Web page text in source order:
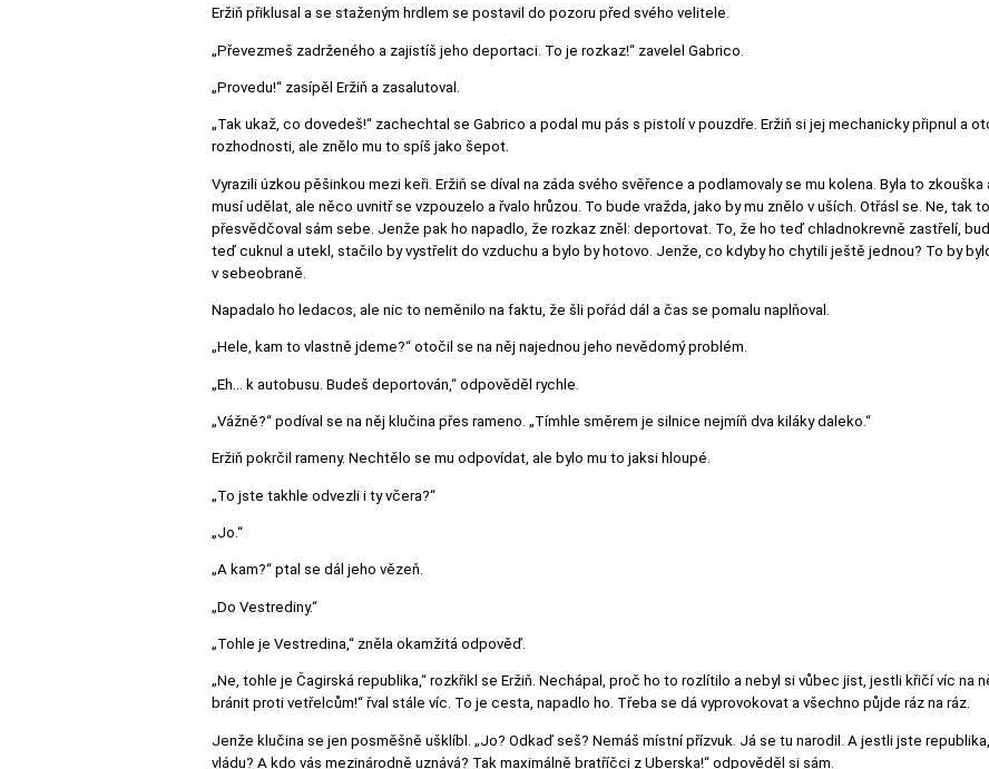
Eržiň přiklusal a se staženým hrdlem se postavil do pozoru před svého velitele.
„Převezmeš zadrženého a zajistíš jeho deportaci. To je rozkaz!“ zavelel Gabrico.
„Provedu!“ zasípěl Eržiň a zasalutoval.
„Tak ukaž, co dovedeš!“ zachechtal se Gabrico a podal mu pás s pistolí v pouzdře. Eržiň si jej mechanicky připnul a
rozhodnosti, ale znělo mu to spíš jako šepot.
Vyrazili úzkou pěšinkou mezi keři. Eržiň se díval na záda svého svěřence a podlamovaly se mu kolena. Byla to
musí udělat, ale něco uvnitř se vzpouzelo a řvalo hrůzou. To bude vražda, jako by mu znělo v uších. Otřásl se. Ne,
přesvědčoval sám sebe. Jenže pak ho napadlo, že rozkaz zněl: deportovat. To, že ho teď chladnokrevně zastřelí,
teď cuknul a utekl, stačilo by vystřelit do vzduchu a bylo by hotovo. Jenže, co kdyby ho chytili ještě jednou? To by
v sebeobraně.
Napadalo ho ledacos, ale nic to neměnilo na faktu, že šli pořád dál a čas se pomalu naplňoval.
„Hele, kam to vlastně jdeme?“ otočil se na něj najednou jeho nevědomý problém.
„Eh... k autobusu. Budeš deportován,“ odpověděl rychle.
„Vážně?“ podíval se na něj klučina přes rameno. „Tímhle směrem je silnice nejmíň dva kiláky daleko.“
Eržiň pokrčil rameny. Nechtělo se mu odpovídat, ale bylo mu to jaksi hloupé.
„To jste takhle odvezli i ty včera?“
„Jo.“
„A kam?“ ptal se dál jeho vězeň.
„Do Vestrediny.“
„Tohle je Vestredina,“ zněla okamžitá odpověď.
„Ne, tohle je Čagirská republika,“ rozkřikl se Eržiň. Nechápal, proč ho to rozlítilo a nebyl si vůbec jist, jestli křičí víc na
bránit proti vetřelcům!“ řval stále víc. To je cesta, napadlo ho. Třeba se dá vyprovokovat a všechno půjde ráz na ráz.
Jenže klučina se jen posměšně ušklíbl. „Jo? Odkaď seš? Nemáš místní přízvuk. Já se tu narodil. A jestli jste
vládu? A kdo vás mezinárodně uznává? Tak maximálně bratříčci z Uberska!“ odpověděl si sám.